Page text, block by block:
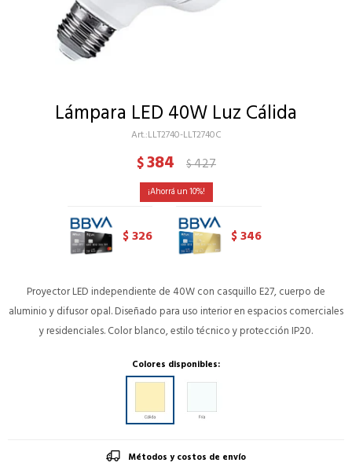
Lámpara LED 40W Luz Cálida
LLT2740-LLT2740C
$384 $427
10
$326 $346
Proyector LED independiente de 40W con casquillo E27, cuerpo de
aluminio y difusor opal. Diseñado para uso interior en espacios comerciales
y residenciales. Color blanco, estilo técnico y protección IP20.
Colores disponibles:
Métodos y costos de envío